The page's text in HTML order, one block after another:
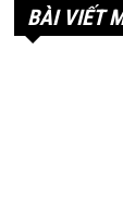
BÀI VIẾT